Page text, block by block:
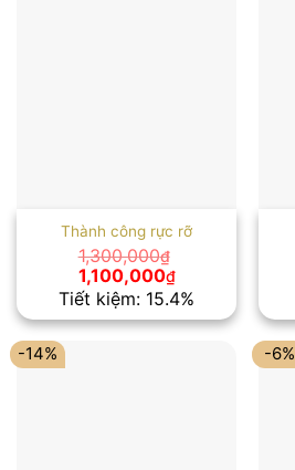
Thành công rực rỡ
1,300,000₫
Giá
gốc
là:
1,300,000₫.
1,100,000₫Giá
hiện
tại
là:
1,100,000₫.
Tiết kiệm: 15.4%
-14% -6%